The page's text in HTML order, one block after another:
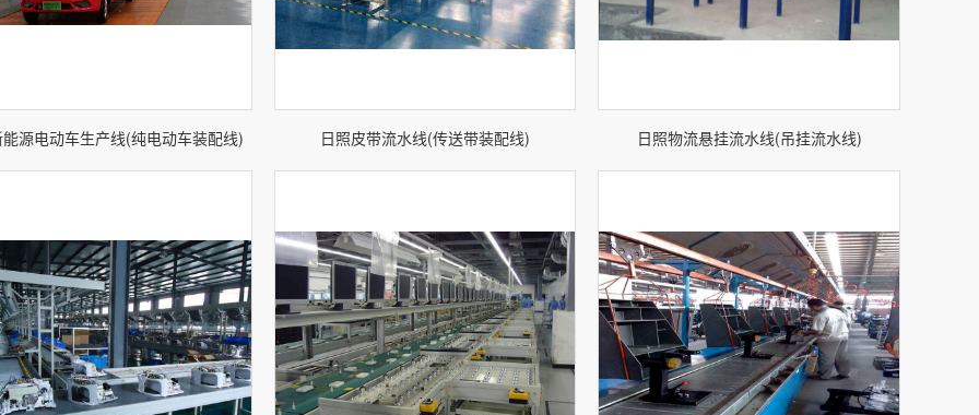
源电动车生产线(纯电动车装配线) 日照皮带流水线(传送带装配线) 日照物流悬挂流水线(吊挂流水线)